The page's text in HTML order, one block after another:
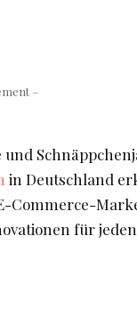
–
in Deutschland
Commerce-
für